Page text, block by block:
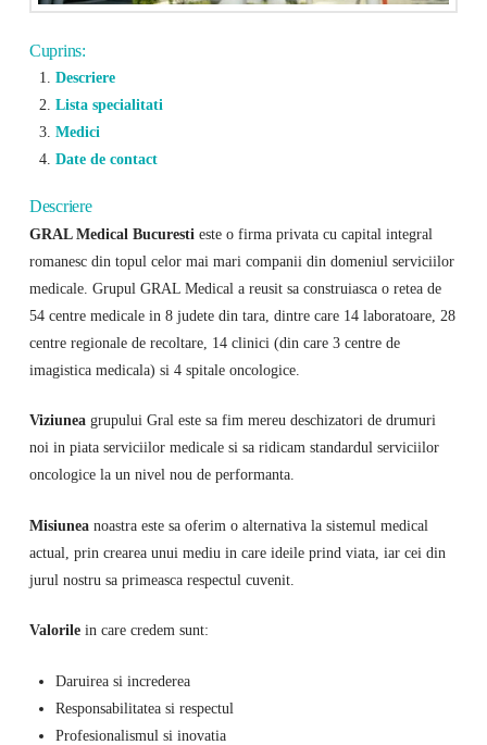
Cuprins:
Descriere
Lista specialitati
Medici
Date de contact
Descriere
GRAL Medical Bucuresti este o firma privata cu capital integral
romanesc din topul celor mai mari companii din domeniul serviciilor
medicale. Grupul GRAL Medical a reusit sa construiasca o retea de
54 centre medicale in 8 judete din tara, dintre care 14 laboratoare, 28
centre regionale de recoltare, 14 clinici (din care 3 centre de
imagistica medicala) si 4 spitale oncologice.
Viziuneagrupului Gral este sa fim mereu deschizatori de drumuri
noi in piata serviciilor medicale si sa ridicam standardul serviciilor
oncologice la un nivel nou de performanta.
Misiuneanoastra este sa oferim o alternativa la sistemul medical
actual, prin crearea unui mediu in care ideile prind viata, iar cei din
jurul nostru sa primeasca respectul cuvenit.
Valorilein care credem sunt:
Daruirea si increderea
Responsabilitatea si respectul
Profesionalismul si inovatia